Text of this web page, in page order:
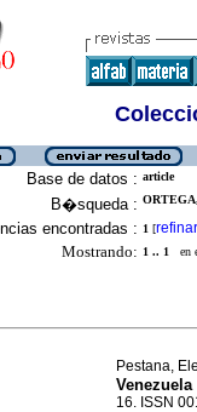
Base de datos : article
B�squeda :
encontradas : 1 [refinar
Mostrando: 1 .. 1 en
Pestana,
16. ISSN